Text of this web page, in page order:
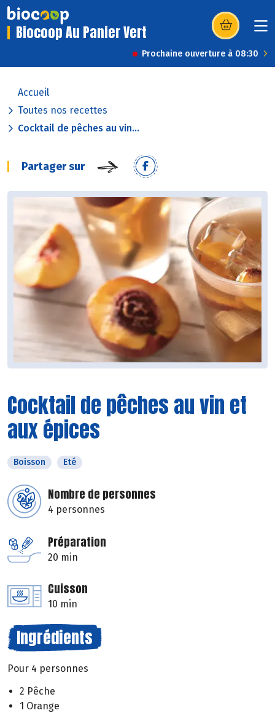
Biocoop Au Panier Vert (s’ouvre dans
Prochaine ouverture à 08:30
Accueil
Toutes nos recettes
Cocktail de pêches au vin...
Partager sur
Cocktail de pêches au vin et
aux épices
Boisson Eté
Nombre de personnes
4 personnes
Préparation
20 min
Cuisson
10 min
Ingrédients
Pour 4 personnes
2 Pêche
1 Orange